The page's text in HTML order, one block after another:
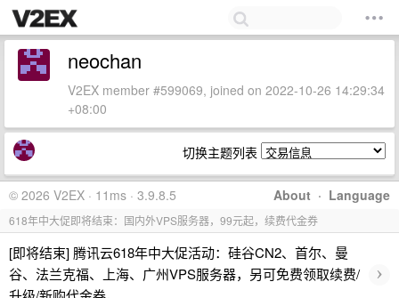
neochan
V2EX member #599069, joined on 2022-10-26 14:29:34
+08:00
切换主题列表
About · Language
© 2026 V2EX · 11ms · 3.9.8.5
618年中大促即将结束：国内外VPS服务器，99元起，续费代金券
[即将结束] 腾讯云618年中大促活动：硅谷CN2、首尔、曼
谷、法兰克福、上海、广州VPS服务器，另可免费领取续费/
›